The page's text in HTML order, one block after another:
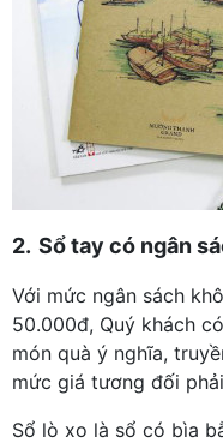
2. Sổ tay có ngân
Với mức ngân sách
50.000đ, Quý khách
món quà ý nghĩa,
mức giá tương đối
Sổ lò xo là sổ có bìa